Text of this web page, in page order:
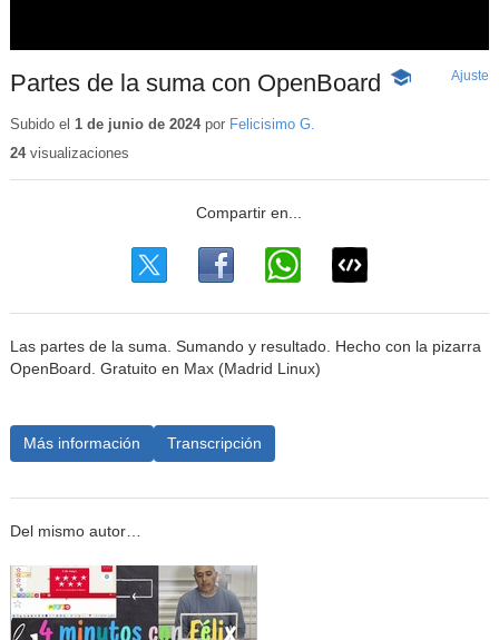
Partes de la suma con OpenBoard
-
Ajuste
Subido el 1 de junio de 2024por Felicisimo G.
24visualizaciones
Las partes de la suma. Sumando y resultado. Hecho con la pizarra
OpenBoard. Gratuito en Max (Madrid Linux)
Más información Transcripción
Del mismo autor…